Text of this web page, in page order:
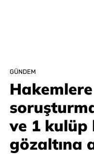
GÜNDEM
ve 1 kulüp
gözaltına